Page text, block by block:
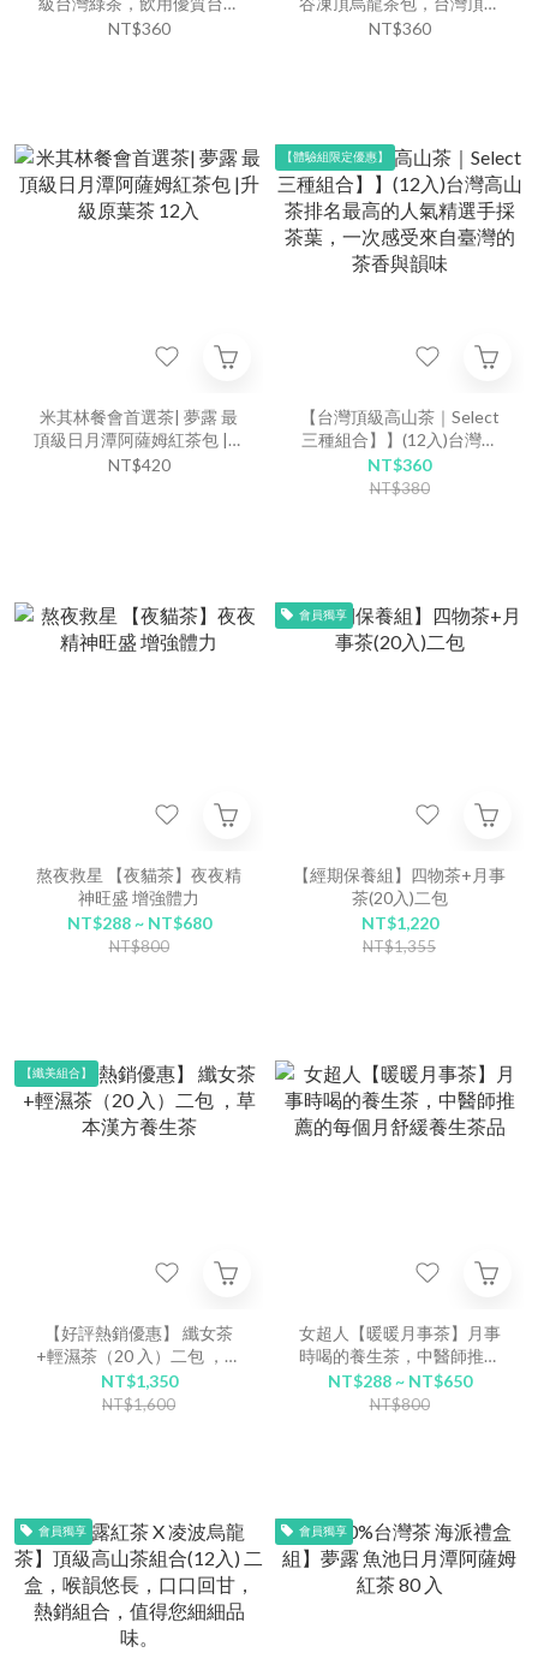
高山茶包，私藏綠茶種類中
NT$360
高山茶葉
NT$360
米其林餐會首選茶| 夢露 最
頂級日月潭阿薩姆紅茶包 |升
級原葉茶 12入
NT$420
【體驗組限定優惠】
【台灣頂級高山茶｜Select
三種組合】】(12入)台灣高
山茶排名最高的人氣精選手
採茶葉，一次感受來自臺灣
NT$360
NT$380
熬夜救星 【夜貓茶】夜夜精
神旺盛 增強體力
NT$288 ~ NT$680
NT$800
會員獨享
【經期保養組】四物茶+月事
茶(20入)二包
NT$1,220
NT$1,355
【纖美組合】
【好評熱銷優惠】 纖女茶
+輕濕茶（20 入）二包 ，草
本漢方養生茶
NT$1,350
NT$1,600
女超人【暖暖月事茶】月事
時喝的養生茶，中醫師推薦
的每個月舒緩養生茶品
NT$288 ~ NT$650
NT$800
會員獨享 會員獨享